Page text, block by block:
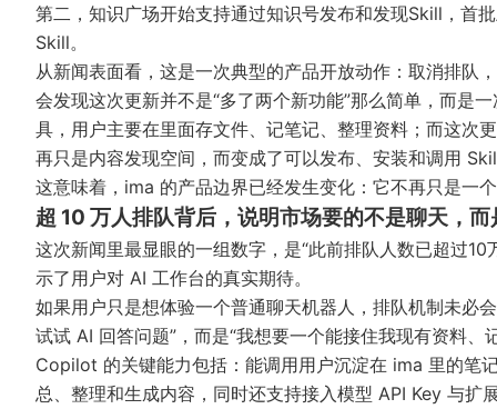
第二，知识广场开始支持通过知识号发布和发现Skill，首
Skill。
从新闻表面看，这是一次典型的产品开放动作：取消排队
会发现这次更新并不是“多了两个新功能”那么简单，而是
具，用户主要在里面存文件、记笔记、整理资料；而这次
再只是内容发现空间，而变成了可以发布、安装和调用
这意味着，ima 的产品边界已经发生变化：它不再只是一
超 10 万人排队背后，说明市场要的不是聊天，
这次新闻里最显眼的一组数字，是“此前排队人数已超过
示了用户对 AI 工作台的真实期待。
如果用户只是想体验一个普通聊天机器人，排队机制未必
试试 AI 回答问题”，而是“我想要一个能接住我现有资料
Copilot 的关键能力包括：能调用用户沉淀在 ima 里的笔
总、整理和生成内容，同时还支持接入模型 API Key 与扩